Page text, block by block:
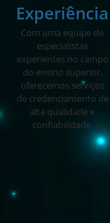
Experiência
Com uma equipe de
especialistas
experientes no campo
do ensino superior,
oferecemos serviços
de credenciamento de
alta qualidade e
confiabilidade.